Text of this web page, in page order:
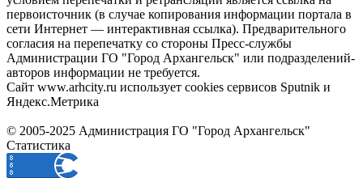
первоисточник (в случае копирования информации портала в
сети Интернет — интерактивная ссылка). Предварительного
согласия на перепечатку со стороны Пресс-службы
Администрации ГО "Город Архангельск" или подразделений-
авторов информации не требуется.
Сайт www.arhcity.ru использует cookies сервисов Sputnik и
Яндекс.Метрика
© 2005-2025 Администрация ГО "Город Архангельск"
Статистика